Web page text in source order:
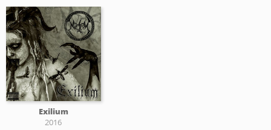
Exilium
2016